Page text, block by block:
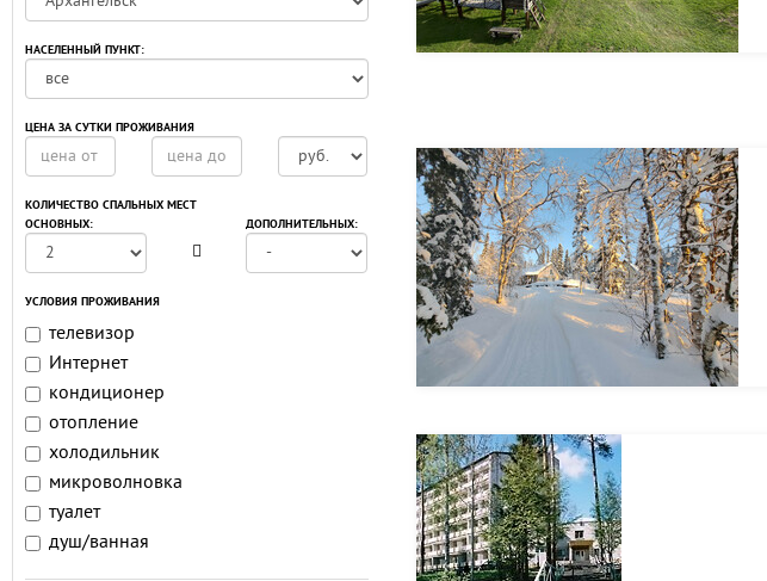
НАСЕЛЕННЫЙ ПУНКТ:
ЦЕНА ЗА СУТКИ ПРОЖИВАНИЯ
КОЛИЧЕСТВО СПАЛЬНЫХ МЕСТ
ОСНОВНЫХ:
ДОПОЛНИТЕЛЬНЫХ:
УСЛОВИЯ ПРОЖИВАНИЯ
телевизор
Интернет
кондиционер
отопление
холодильник
микроволновка
туалет
душ/ванная